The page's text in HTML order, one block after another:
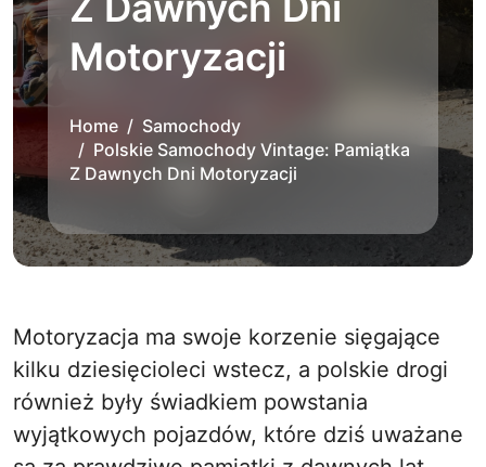
Motoryzacji
Home
Samochody
Polskie Samochody Vintage: Pamiątka
Z Dawnych Dni Motoryzacji
Motoryzacja ma swoje korzenie sięgające
kilku dziesięcioleci wstecz, a polskie drogi
również były świadkiem powstania
wyjątkowych pojazdów, które dziś uważane